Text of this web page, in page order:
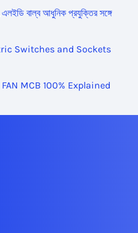
বাল্ব আধুনিক প্রযুক্তির সঙ্গে
Switches and Sockets
FAN MCB 100% Explained